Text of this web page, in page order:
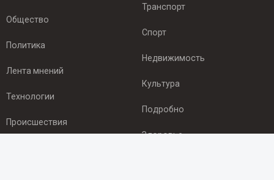
Общество
Политика
Лента мнений
Технологии
Происшествия
Транспорт
Спорт
Недвижимость
Культура
Подробно
Здоровье